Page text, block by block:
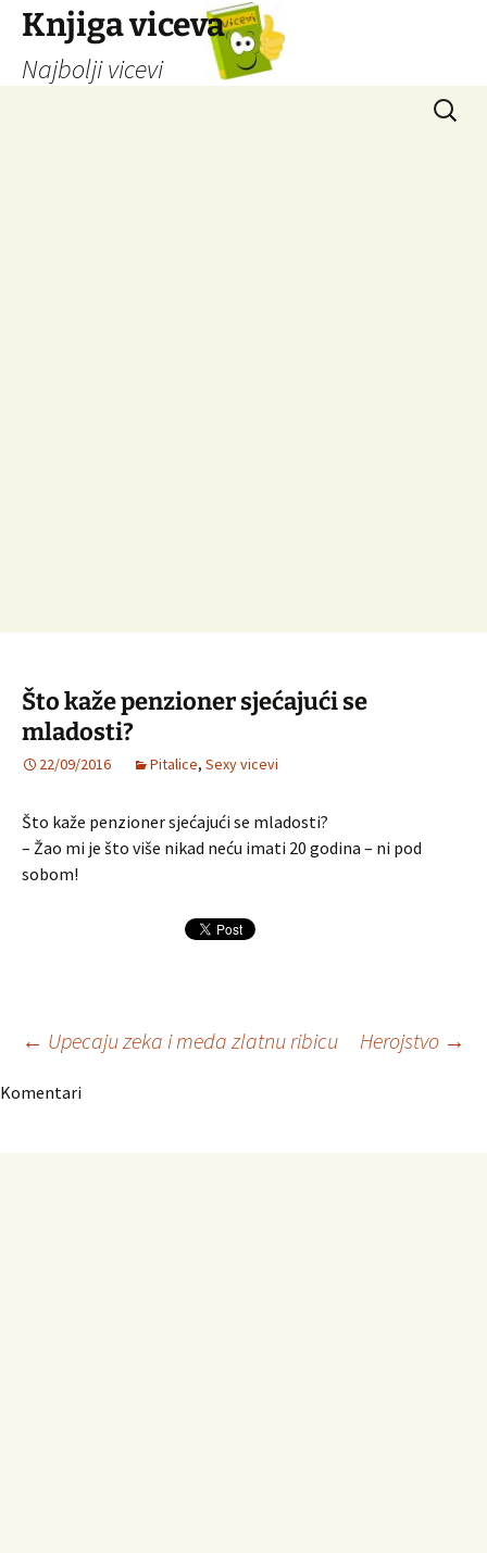
Knjiga viceva
Najbolji vicevi
Što kaže penzioner sjećajući se
mladosti?
22/09/2016 Pitalice, Sexy vicevi
Što kaže penzioner sjećajući se mladosti?
– Žao mi je što više nikad neću imati 20 godina – ni pod
sobom!
Navigacija
← Upecaju zeka i meda zlatnu ribicu Herojstvo →
Komentari